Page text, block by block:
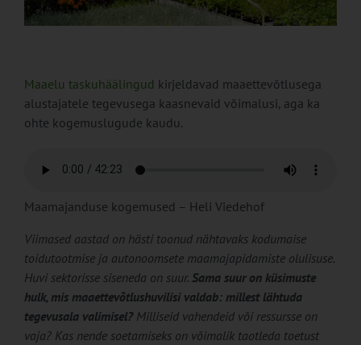
Maaelu taskuhäälingud kirjeldavad maaettevõtlusega
alustajatele tegevusega kaasnevaid võimalusi, aga ka
ohte kogemuslugude kaudu.
Maamajanduse kogemused – Heli Viedehof
Viimased aastad on hästi toonud nähtavaks kodumaise
toidutootmise ja autonoomsete maamajapidamiste olulisuse.
Huvi sektorisse siseneda on suur. Sama suur on küsimuste
hulk, mis maaettevõtlushuvilisi valdab: millest lähtuda
tegevusala valimisel?Milliseid vahendeid või ressursse on
vaja? Kas nende soetamiseks on võimalik taotleda toetust